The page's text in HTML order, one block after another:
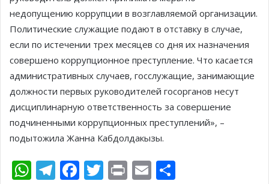
недопущению коррупции в возглавляемой организации.
Политические служащие подают в отставку в случае,
если по истечении трех месяцев со дня их назначения
совершено коррупционное преступление. Что касается
административных случаев, госслужащие, занимающие
должности первых руководителей госорганов несут
дисциплинарную ответственность за совершение
подчиненными коррупционных преступлений», –
подытожила Жанна Кабдолдакызы.
W T F T Pr E